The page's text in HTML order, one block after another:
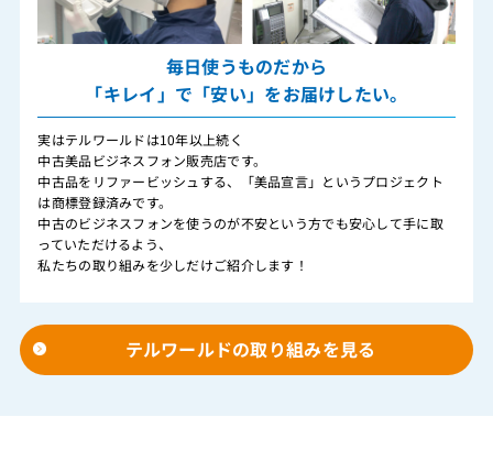
毎日使うものだから
「キレイ」で「安い」をお届けしたい。
実はテルワールドは10年以上続く
中古美品ビジネスフォン販売店です。
中古品をリファービッシュする、「美品宣言」というプロジェクト
は商標登録済みです。
中古のビジネスフォンを使うのが不安という方でも安心して手に取
っていただけるよう、
私たちの取り組みを少しだけご紹介します！
テルワールドの取り組みを見る